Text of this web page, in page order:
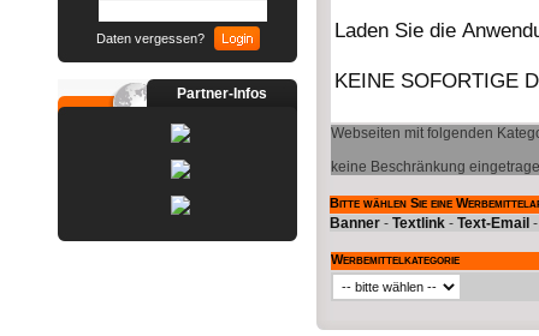
Daten vergessen?
Partner-Infos
Webseiten mit folgenden
keine Beschränkung
Bitte wählen Sie eine
Banner - Textlink - Text-Email
Werbemittelkategorie